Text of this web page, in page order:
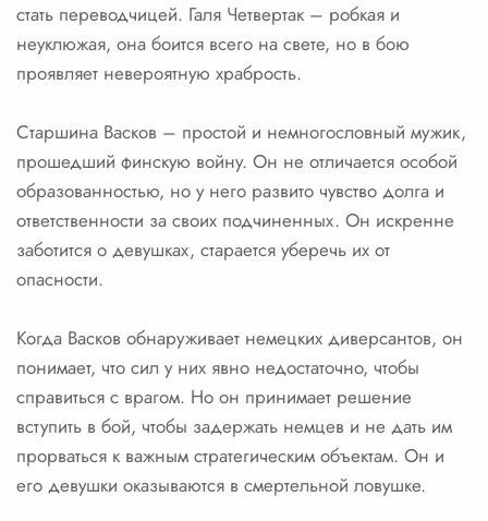
стать переводчицей. Галя Четвертак – робкая и
неуклюжая, она боится всего на свете, но в бою
проявляет невероятную храбрость.
Старшина Васков – простой и немногословный мужик,
прошедший финскую войну. Он не отличается особой
образованностью, но у него развито чувство долга и
ответственности за своих подчиненных. Он искренне
заботится о девушках, старается уберечь их от
опасности.
Когда Васков обнаруживает немецких диверсантов, он
понимает, что сил у них явно недостаточно, чтобы
справиться с врагом. Но он принимает решение
вступить в бой, чтобы задержать немцев и не дать им
прорваться к важным стратегическим объектам. Он и
его девушки оказываются в смертельной ловушке.